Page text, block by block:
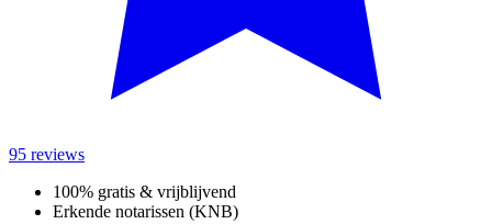
95 reviews
100% gratis & vrijblijvend
Erkende notarissen (KNB)